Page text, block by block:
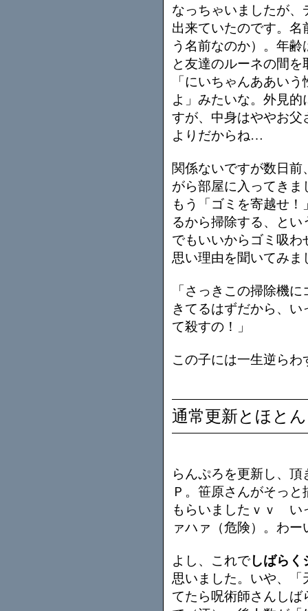
なっちゃいましたが
出来ていたのです。
う名前なのか）。年
と友達のルーネの間を
「にいちゃんああい
よ」みたいな。外見
すが、中身はややお父
よりだからね…
関係ないですが数日
がら部屋に入ってきま
もう「ゴミを寄越せ
るから掃除する、と
でもいいからゴミ吸
思い理由を聞いてみま
「さっきこの掃除機
きてるはずだから、
て殺すの！」
この子には一生逆ら
通常更新とほと
らんぷろを更新し、
Ｐ。笹原さんがそっ
もらいましたｖｖ い
ァハァ（危険）。わー
よし、これでしばら
思いました。いや、
てたら呪術師さんし